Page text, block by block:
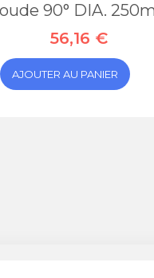
90° DIA.
56,16 €
AJOUTER AU PANIER